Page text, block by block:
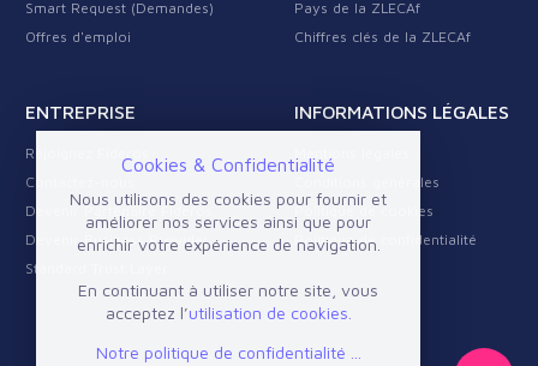
Smart Request (Demandes)
Offres d'emploi
Pays de la ZLECAf
Chiffres clés de la ZLECAf
ENTREPRISE
Rejoignez Fideros
Contactez-nous
Devenir Partenaire Fideros
Devenir Business Provider
Standard Trust Layer
INFORMATIONS LÉGALES
Conditions générales
Politique de cookies
Politique de confidentialité
Cookies & Confidentialité
Nous utilisons des cookies pour fournir et
améliorer nos services ainsi que pour
enrichir votre expérience de navigation.
En continuant à utiliser notre site, vous
acceptez l’utilisation de cookies.
Notre politique de confidentialité ...